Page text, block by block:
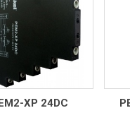
РЕМ4-ХА11 230АC